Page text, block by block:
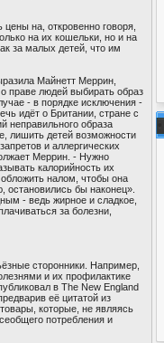
на, откровенно говоря,
на их кошельки, но и на
за малых детей, что им
Майнетт Меррин,
праве людей выбирать образ
- в порядке исключения -
идёт о Британии, стране с
неправильного образа
лишить детей возможности
и аллергических
Меррин. - Нужно
калорийность их
налом, чтобы она
остановились бы наконец».
- ведь жирное и сладкое,
за болезни,
сторонники. Например,
и их профилактике
в The New England
её цитатой из
которые, не являясь
потребления и